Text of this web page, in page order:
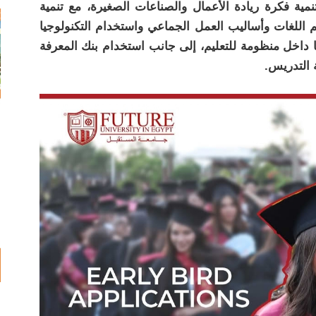
فكرة ريادة الأعمال والصناعات الصغيرة، مع تنمية
اللغات وأساليب العمل الجماعي واستخدام التكنولوجيا
منظومة للتعليم، إلى جانب استخدام بنك المعرفة
التدريس.